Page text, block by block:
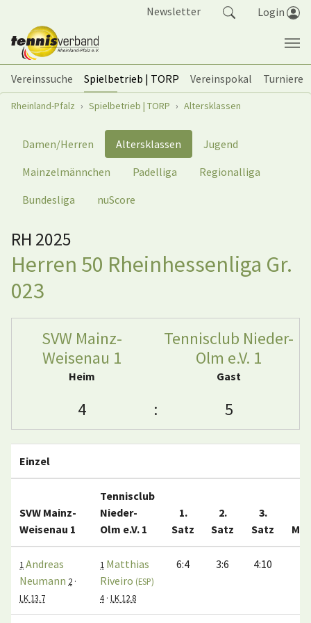
Newsletter Login
Vereinssuche Spielbetrieb | TORP Vereinspokal
Turniere
Sie sind hier:
Rheinland-Pfalz Spielbetrieb | TORP Altersklassen
Damen/Herren Altersklassen
Jugend
Mainzelmännchen
Padelliga
Regionalliga
Bundesliga
nuScore
RH 2025
Herren 50 Rheinhessenliga Gr.
023
SVW Mainz-
Weisenau 1
Heim
Tennisclub Nieder-
Olm e.V. 1
Gast
4 : 5
Einzel
SVW Mainz-
Weisenau 1
Tennisclub
Nieder-
Olm e.V. 1
1.
Satz
2.
Satz
3.
Satz
1 Andreas
Neumann 2 ·
LK 13.7
1 Matthias
Riveiro (ESP)
4 · LK 12.8
6:4 3:6 4:10